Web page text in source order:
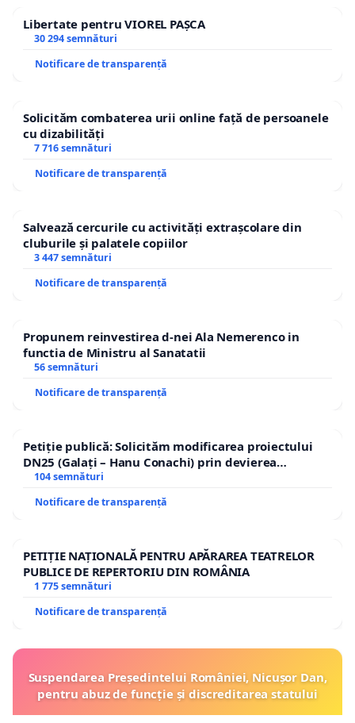
Libertate pentru VIOREL PAȘCA
30 294 semnături
Notificare de transparență
Solicităm combaterea urii online față de persoanele
cu dizabilități
7 716 semnături
Notificare de transparență
Salvează cercurile cu activități extrașcolare din
cluburile și palatele copiilor
3 447 semnături
Notificare de transparență
Propunem reinvestirea d-nei Ala Nemerenco in
functia de Ministru al Sanatatii
56 semnături
Notificare de transparență
Petiție publică: Solicităm modificarea proiectului
DN25 (Galați – Hanu Conachi) prin devierea
traseului în afara localităților!
104 semnături
Notificare de transparență
PETIȚIE NAȚIONALĂ PENTRU APĂRAREA TEATRELOR
PUBLICE DE REPERTORIU DIN ROMÂNIA
1 775 semnături
Notificare de transparență
Suspendarea Președintelui României, Nicușor Dan,
pentru abuz de funcție și discreditarea statului